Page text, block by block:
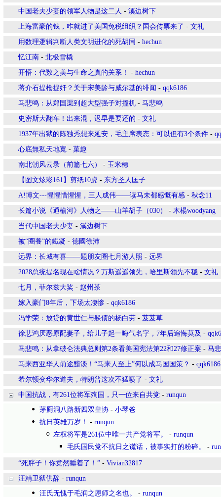
中国老夫少妻的领军人物是这二人 - 溪边树下
上海富豪的钱，咋就进了美国免税组织？国会传票来了 - 文礼
用数理逻辑判断人类文明进化的死胡同 - hechun
忆江南 - 北极雪橇
开悟：代数之美与生命之真的关系！ - hechun
蒋介石提枪捉奸？关于宋美龄与威尔基的绯闻 - qqk6186
马悲鸣：从郑国渠到超大型强子对撞机 - 马悲鸣
史密斯大翻车！出来混，迟早是要还的 - 文礼
1937年出狱的陈独秀想来延安，毛主席表态：可以但有3个条件 -
心底無私天地寬 - 菓趣
南北朝风云录（前篇七六） - 玉米穗
【图文炫彩161】剪纸10虎 - 东方圣人匡子
A!博文---惺惺惜惺惺，三人成伟——读马未都感慨有感 - 秋念11
长篇小说《通榆河》人物之——山羊胡子（030） - 木楊woodyang
当代中国老夫少妻 - 溪边树下
被“圈養”的鐵凝 - 德國徐沛
远界：长城有喜——题朋友圈七月游人照 - 远界
2028总统提名现在啥情况？万斯遥遥领先，哈里斯领先不稳 - 文礼
七月，菲尔兹大奖 - 赵州茶
嫁入豪门8年后，下场太凄惨 - qqk6186
冯学荣：放贷的黄世仁与躲债的杨白劳 - 芨芨草
徐悲鸿厌恶原配妻子，给儿子起一晦气名字，7年后追悔莫及 -
马悲鸣：从拿破仑法典总则第2条看美国宪法第22和27修正案 - 马
马来西亚华人前途黯淡！“马来人至上”何以成马国国策？ - qqk6186
希尔顿变华尔道夫，特朗普这次不猛喷了 - 文礼
中国抗战，有261位将军殉国，只一位来自共党 - runqun
茅厕洞八路新四双皇协 - 小琴爸
抗日英雄万岁！
- runqun
左权将军是261位中唯一共产党将军。
- runqun
毛氏国民党不抗日之谎话，被事实打的粉碎。
-
“死胖子！你竟然睡着了！” - Vivian32817
汪精卫狱供辞 - runqun
汪氏无愧于毛润之恩师之名也。
- runqun